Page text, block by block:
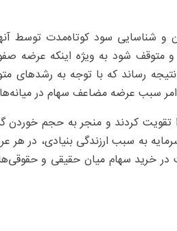
و شناسایی سود کوتاه‌مدت توسط
و متوقف شود به ویژه اینکه عرضه
رساند که با توجه به رشدهای
سبب عرضه مضاعف سهام در
تقویت کردند و منجر به حجم خوردن
به سبب ارزندگی بنیادی، در هر
در خرید سهام میان حقیقی و